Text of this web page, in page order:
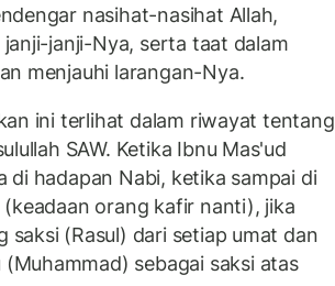
nasihat-nasihat Allah,
janji-Nya, serta taat dalam
menjauhi larangan-Nya.
ini terlihat dalam riwayat tentang
SAW. Ketika Ibnu Mas'ud
di hadapan Nabi, ketika sampai di
orang kafir nanti), jika
saksi (Rasul) dari setiap umat dan
sebagai saksi atas